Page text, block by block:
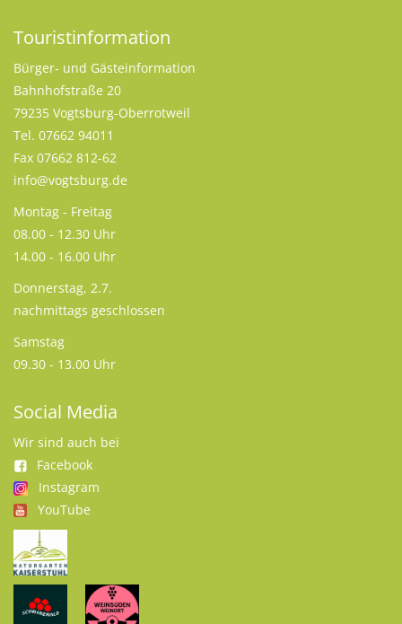
Touristinformation
Bürger- und Gästeinformation
Bahnhofstraße 20
79235 Vogtsburg-Oberrotweil
Tel. 07662 94011
Fax 07662 812-62
info@vogtsburg.de
Montag - Freitag
08.00 - 12.30 Uhr
14.00 - 16.00 Uhr
Donnerstag, 2.7.
nachmittags geschlossen
Samstag
09.30 - 13.00 Uhr
Social Media
Wir sind auch bei
Facebook
Instagram
YouTube